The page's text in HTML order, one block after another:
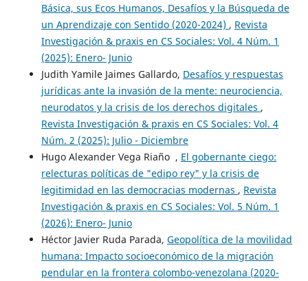
Básica, sus Ecos Humanos, Desafíos y la Búsqueda de
un Aprendizaje con Sentido (2020-2024) , Revista
Investigación & praxis en CS Sociales: Vol. 4 Núm. 1
(2025): Enero- Junio
Judith Yamile Jaimes Gallardo, Desafíos y respuestas
jurídicas ante la invasión de la mente: neurociencia,
neurodatos y la crisis de los derechos digitales ,
Revista Investigación & praxis en CS Sociales: Vol. 4
Núm. 2 (2025): Julio - Diciembre
Hugo Alexander Vega Riaño , El gobernante ciego:
relecturas políticas de "edipo rey" y la crisis de
legitimidad en las democracias modernas , Revista
Investigación & praxis en CS Sociales: Vol. 5 Núm. 1
(2026): Enero- Junio
Héctor Javier Ruda Parada, Geopolítica de la movilidad
humana: Impacto socioeconómico de la migración
pendular en la frontera colombo-venezolana (2020-